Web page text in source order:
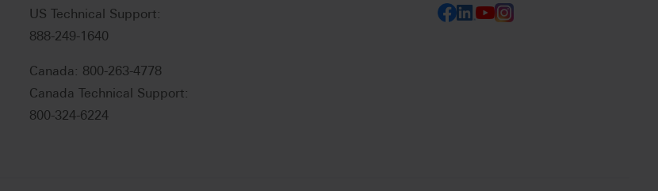
US Technical Support:
888-249-1640
Canada: 800-263-4778
Canada Technical Support:
800-324-6224